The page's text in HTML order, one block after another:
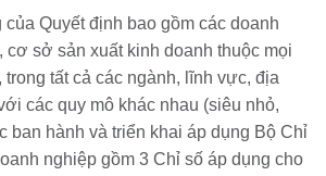
Quyết định bao gồm các doanh
cơ sở sản xuất kinh doanh thuộc mọi
trong tất cả các ngành, lĩnh vực, địa
các quy mô khác nhau (siêu nhỏ,
ban hành và triển khai áp dụng Bộ Chỉ
nghiệp gồm 3 Chỉ số áp dụng cho